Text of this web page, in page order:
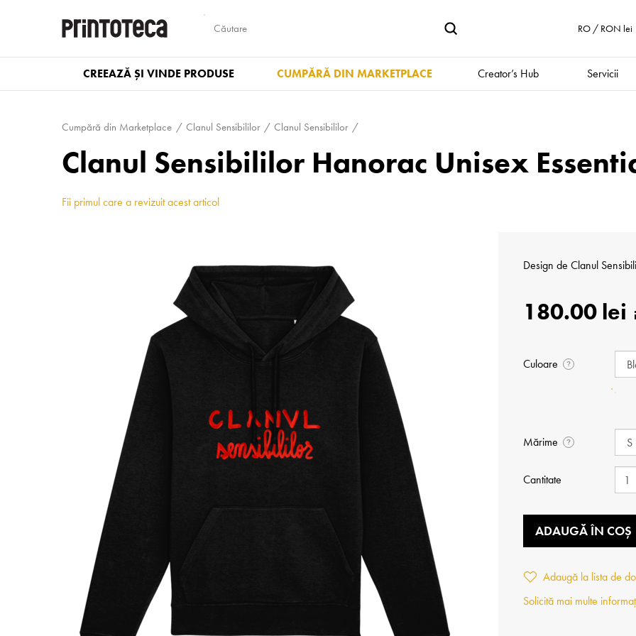
RO / RON lei
CREEAZĂ ȘI VINDE PRODUSE CUMPĂRĂ DIN MARKETPLACE Creator’s Hub Servicii
Cumpără din Marketplace Clanul Sensibililor Clanul Sensibililor
Clanul Sensibililor Hanorac Unisex
Fii primul care a revizuit acest articol
Design de Clanul
180.00 lei
Culoare ?
Mărime ?
Cantitate
ADAUGĂ ÎN COȘ
Adaugă la lista de
Solicită mai multe